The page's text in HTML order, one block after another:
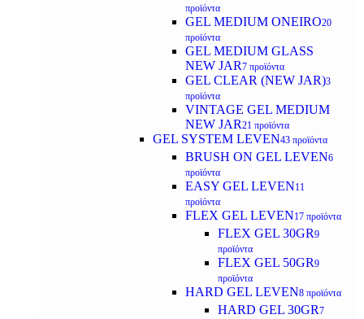
προϊόντα
GEL MEDIUM ONEIRO20
προϊόντα
GEL MEDIUM GLASS
NEW JAR7 προϊόντα
GEL CLEAR (NEW JAR)3
προϊόντα
VINTAGE GEL MEDIUM
NEW JAR21 προϊόντα
GEL SYSTEM LEVEN43 προϊόντα
BRUSH ON GEL LEVEN6
προϊόντα
EASY GEL LEVEN11
προϊόντα
FLEX GEL LEVEN17 προϊόντα
FLEX GEL 30GR9
προϊόντα
FLEX GEL 50GR9
προϊόντα
HARD GEL LEVEN8 προϊόντα
HARD GEL 30GR7